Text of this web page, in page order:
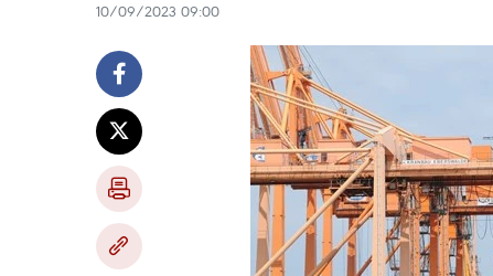
10/09/2023 09:00